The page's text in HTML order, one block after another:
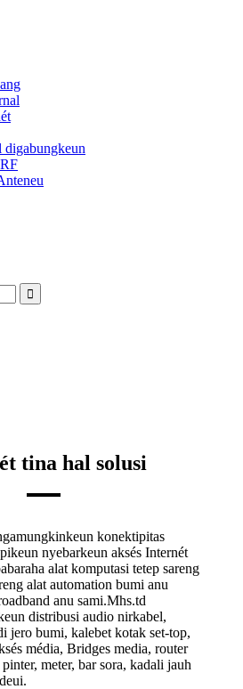
digabungkeun
tina hal solusi
konektipitas
nyebarkeun aksés Internét
alat komputasi tetep sareng
alat automation bumi anu
anu sami.Mhs.td
distribusi audio nirkabel,
jero bumi, kalebet kotak set-top,
média, Bridges media, router
meter, bar sora, kadali jauh